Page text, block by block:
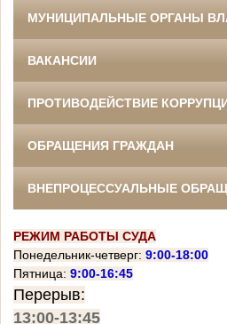
МУНИЦИПАЛЬНЫЕ ОРГАНЫ
ВАКАНСИИ
ПРОТИВОДЕЙСТВИЕ
ОБРАЩЕНИЯ ГРАЖДАН
ВНЕПРОЦЕССУАЛЬНЫЕ
РЕЖИМ РАБОТЫ СУДА
Понедельник-четверг: 9:00-18:00
Пятница: 9:00-16:45
Перерыв:
13:00-13:45